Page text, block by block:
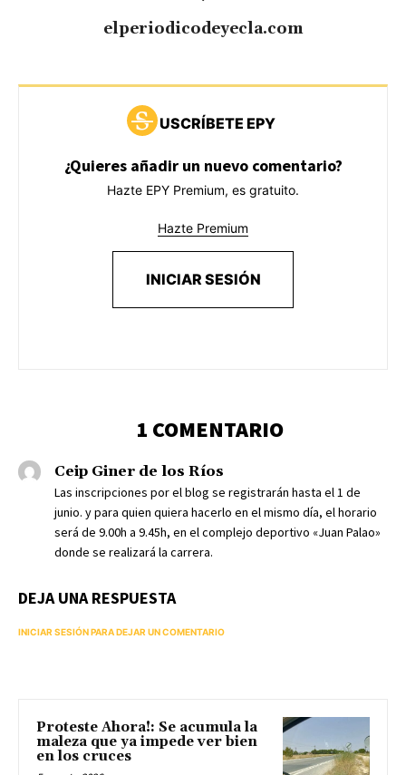
elperiodicodeyecla.com
USCRÍBETE EPY
¿Quieres añadir un nuevo comentario?
Hazte EPY Premium, es gratuito.
Hazte Premium
INICIAR SESIÓN
1 COMENTARIO
Ceip Giner de los Ríos
Las inscripciones por el blog se registrarán hasta el 1 de
junio. y para quien quiera hacerlo en el mismo día, el horario
será de 9.00h a 9.45h, en el complejo deportivo «Juan Palao»
donde se realizará la carrera.
DEJA UNA RESPUESTA
INICIAR SESIÓN PARA DEJAR UN COMENTARIO
Proteste Ahora!: Se acumula la
maleza que ya impede ver bien
en los cruces